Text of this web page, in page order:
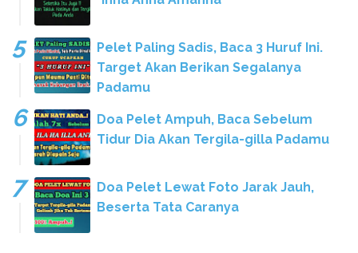
Pelet Paling Sadis, Baca 3 Huruf Ini.
Target Akan Berikan Segalanya
Padamu
Doa Pelet Ampuh, Baca Sebelum
Tidur Dia Akan Tergila-gilla Padamu
Doa Pelet Lewat Foto Jarak Jauh,
Beserta Tata Caranya